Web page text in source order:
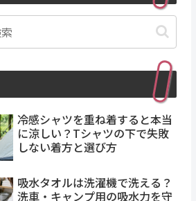
を徹底解
すぐできる
冷感シャツを重ね着すると本当
に涼しい？Tシャツの下で失敗
しない着方と選び方
吸水タオルは洗濯機で洗える？
洗車・キャンプ用の吸水力を守